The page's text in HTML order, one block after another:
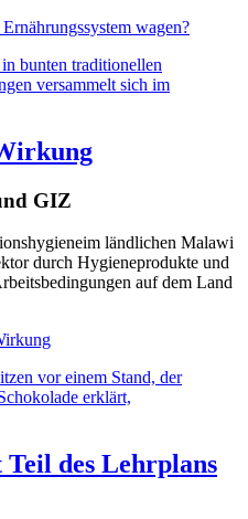
wagen?
GIZ
ländlichen Malawi
durch Hygieneprodukte und
auf dem Land
des Lehrplans